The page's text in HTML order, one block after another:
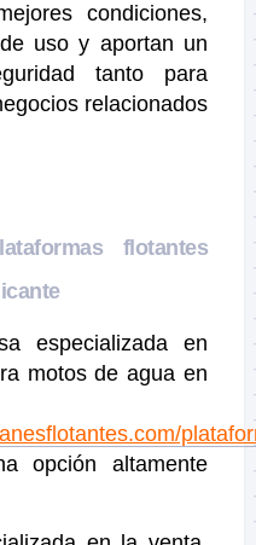
condiciones,
uso y aportan un
tanto para
relacionados
flotantes
especializada en
motos de agua en
opción altamente